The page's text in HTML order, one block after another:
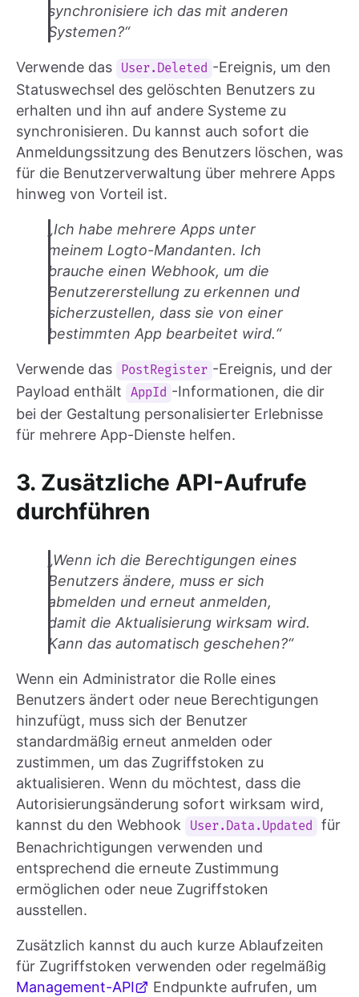
synchronisiere ich das mit anderen
Systemen?“
Verwende das User.Deleted -Ereignis, um den
Statuswechsel des gelöschten Benutzers zu
erhalten und ihn auf andere Systeme zu
synchronisieren. Du kannst auch sofort die
Anmeldungssitzung des Benutzers löschen, was
für die Benutzerverwaltung über mehrere Apps
hinweg von Vorteil ist.
„Ich habe mehrere Apps unter
meinem Logto-Mandanten. Ich
brauche einen Webhook, um die
Benutzererstellung zu erkennen und
sicherzustellen, dass sie von einer
bestimmten App bearbeitet wird.“
Verwende das PostRegister -Ereignis, und der
Payload enthält
AppId -Informationen, die dir
bei der Gestaltung personalisierter Erlebnisse
für mehrere App-Dienste helfen.
3. Zusätzliche API-Aufrufe
durchführen
„Wenn ich die Berechtigungen eines
Benutzers ändere, muss er sich
abmelden und erneut anmelden,
damit die Aktualisierung wirksam wird.
Kann das automatisch geschehen?“
Wenn ein Administrator die Rolle eines
Benutzers ändert oder neue Berechtigungen
hinzufügt, muss sich der Benutzer
standardmäßig erneut anmelden oder
zustimmen, um das Zugriffstoken zu
aktualisieren. Wenn du möchtest, dass die
Autorisierungsänderung sofort wirksam wird,
kannst du den Webhook
User.Data.Updated
für
Benachrichtigungen verwenden und
entsprechend die erneute Zustimmung
ermöglichen oder neue Zugriffstoken
ausstellen.
Zusätzlich kannst du auch kurze Ablaufzeiten
für Zugriffstoken verwenden oder regelmäßig
Management-API
Endpunkte aufrufen, um